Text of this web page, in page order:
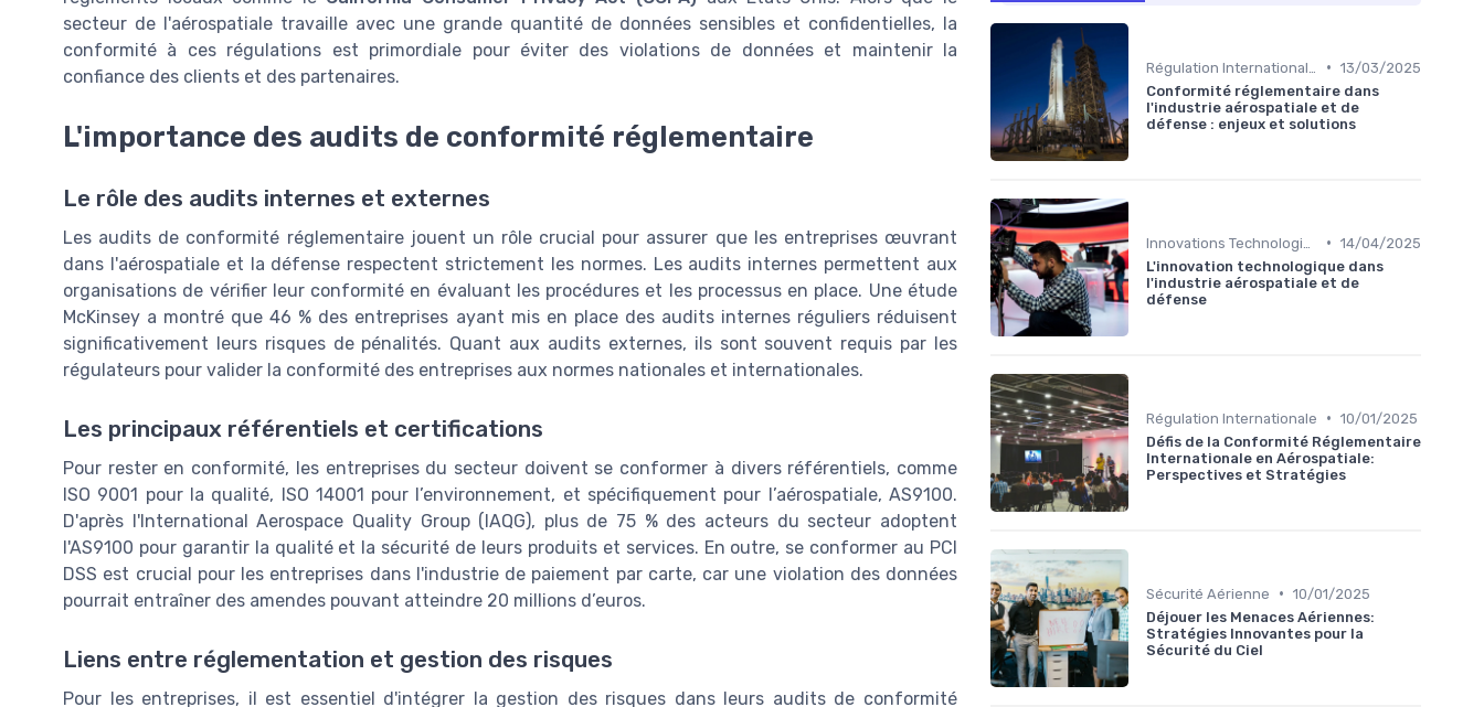
secteur de l'aérospatiale travaille avec une grande quantité de données sensibles et confidentielles, la
conformité à ces régulations est primordiale pour éviter des violations de données et maintenir la
confiance des clients et des partenaires.
L'importance des audits de conformité réglementaire
Le rôle des audits internes et externes
Les audits de conformité réglementaire jouent un rôle crucial pour assurer que les entreprises œuvrant
dans l'aérospatiale et la défense respectent strictement les normes. Les audits internes permettent aux
organisations de vérifier leur conformité en évaluant les procédures et les processus en place. Une étude
McKinsey a montré que 46 % des entreprises ayant mis en place des audits internes réguliers réduisent
significativement leurs risques de pénalités. Quant aux audits externes, ils sont souvent requis par les
régulateurs pour valider la conformité des entreprises aux normes nationales et internationales.
Les principaux référentiels et certifications
Pour rester en conformité, les entreprises du secteur doivent se conformer à divers référentiels, comme
ISO 9001 pour la qualité, ISO 14001 pour l’environnement, et spécifiquement pour l’aérospatiale, AS9100.
D'après l'International Aerospace Quality Group (IAQG), plus de 75 % des acteurs du secteur adoptent
l'AS9100 pour garantir la qualité et la sécurité de leurs produits et services. En outre, se conformer au PCI
DSS est crucial pour les entreprises dans l'industrie de paiement par carte, car une violation des données
pourrait entraîner des amendes pouvant atteindre 20 millions d’euros.
Liens entre réglementation et gestion des risques
Pour les entreprises, il est essentiel d'intégrer la gestion des risques dans leurs audits de conformité
• 13/03/2025
Conformité réglementaire dans
l'industrie aérospatiale et de
défense : enjeux et solutions
• 14/04/2025
L'innovation technologique dans
l'industrie aérospatiale et de
défense
Régulation Internationale • 10/01/2025
Défis de la Conformité Réglementaire
Internationale en Aérospatiale:
Perspectives et Stratégies
Sécurité Aérienne • 10/01/2025
Déjouer les Menaces Aériennes:
Stratégies Innovantes pour la
Sécurité du Ciel